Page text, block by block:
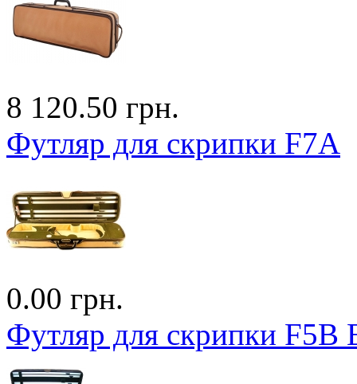
8 120.50 грн.
Футляр для скрипки F7A
0.00 грн.
Футляр для скрипки F5B